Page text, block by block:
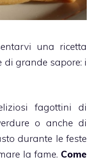
una ricetta
di grande sapore: i
fagottini di
o anche di
durante le feste
la fame. Come